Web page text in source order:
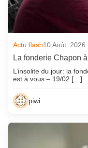
Actu flash10 Août. 2026
La fonderie Chapon
L’insolite du jour: la
est à vous – 19/02 […]
piwi